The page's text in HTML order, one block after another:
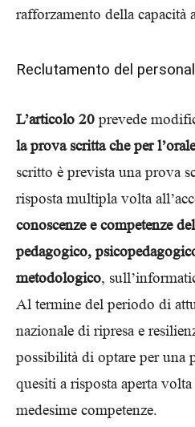
rafforzamento della
Reclutamento del
L’articolo 20 prevede
la prova scritta che per l’orale
scritto è prevista una prova
risposta multipla volta
conoscenze e competenze
pedagogico,
metodologico,
Al termine del periodo di
nazionale di ripresa e
possibilità di optare per una
quesiti a risposta aperta
medesime competenze.